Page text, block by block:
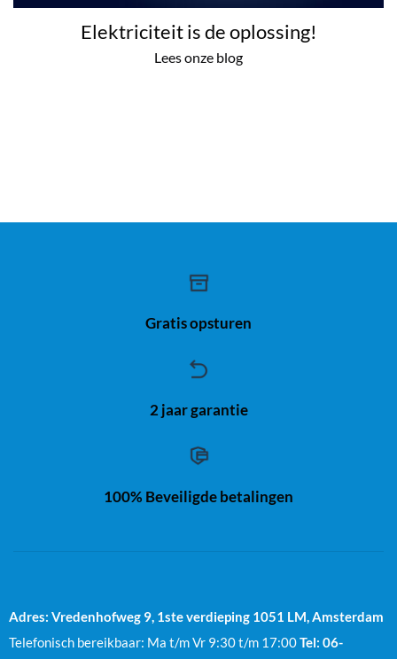
Elektriciteit is de oplossing!
Lees onze blog
Gratis opsturen
2 jaar garantie
100% Beveiligde betalingen
Adres: Vredenhofweg 9, 1ste verdieping 1051 LM, Amsterdam
Telefonisch bereikbaar: Ma t/m Vr 9:30 t/m 17:00Tel: 06-